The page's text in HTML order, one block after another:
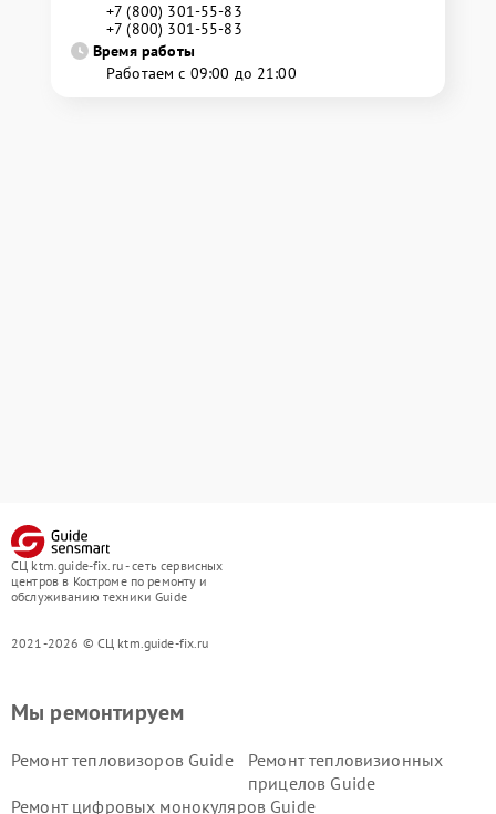
+7 (800) 301-55-83
+7 (800) 301-55-83
Время работы
Работаем с 09:00 до 21:00
СЦ ktm.guide-fix.ru - сеть сервисных
центров в Костроме по ремонту и
обслуживанию техники Guide
2021-2026 © СЦ ktm.guide-fix.ru
Мы ремонтируем
Ремонт тепловизоров Guide
Ремонт тепловизионных
прицелов Guide
Ремонт цифровых монокуляров Guide